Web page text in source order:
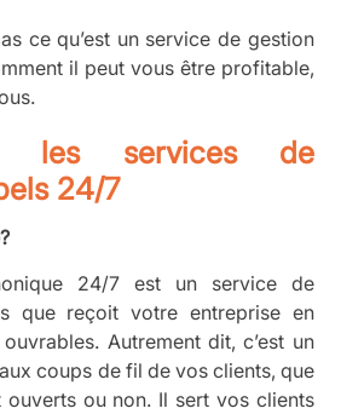
ce qu’est un service de gestion
il peut vous être profitable,
les services de
24/7
24/7 est un service de
que reçoit votre entreprise en
Autrement dit, c’est un
coups de fil de vos clients, que
ouverts ou non. Il sert vos clients